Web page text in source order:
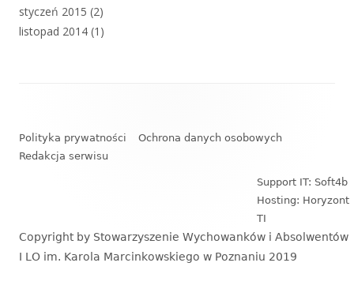
styczeń 2015 (2)
listopad 2014 (1)
stopki
Polityka prywatności
Ochrona danych osobowych
Redakcja serwisu
Support IT: Soft4b
Hosting: Horyzont
TI
Copyright by Stowarzyszenie Wychowanków i Absolwentów
I LO im. Karola Marcinkowskiego w Poznaniu 2019